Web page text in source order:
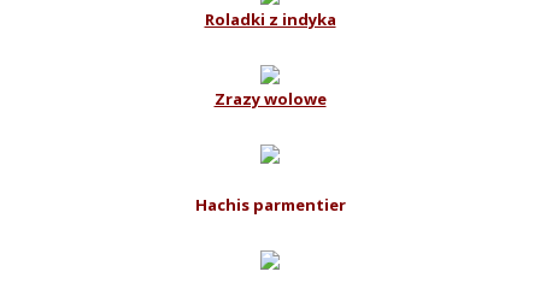
Roladki z indyka
Zrazy wolowe
Hachis parmentier